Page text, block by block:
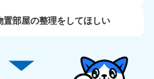
置部屋の整理をしてほしい